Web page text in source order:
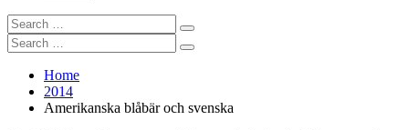
Search
for:
Search
Search
for:
Search
Home
2014
Amerikanska blåbär och svenska